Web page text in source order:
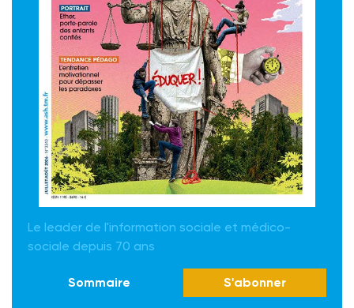
Le leader de l'information sociale et médico-
sociale depuis 70 ans
Sommaire S'abonner